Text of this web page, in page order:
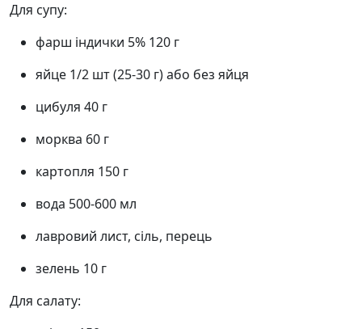
Для супу:
фарш індички 5% 120 г
яйце 1/2 шт (25-30 г) або без яйця
цибуля 40 г
морква 60 г
картопля 150 г
вода 500-600 мл
лавровий лист, сіль, перець
зелень 10 г
Для салату: